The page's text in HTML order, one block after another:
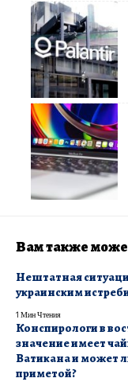
Вам также
Нештатная
украинским
1 Мин Чтения
Конспирологи в
значение имеет
Ватикана и может
приметой?